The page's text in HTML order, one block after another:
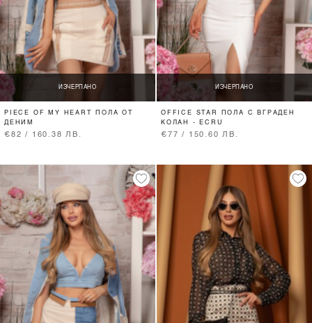
ИЗЧЕРПАНО
PIECE OF MY HEART ПОЛА ОТ
ДЕНИМ
€82 / 160.38 ЛВ.
ИЗЧЕРПАНО
OFFICE STAR ПОЛА С ВГРАДЕН
КОЛАН - ECRU
€77 / 150.60 ЛВ.